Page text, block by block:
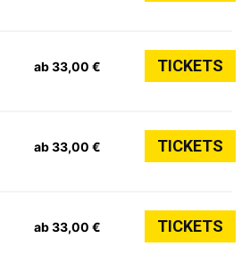
ab 33,00 € TICKETS
ab 33,00 € TICKETS
ab 33,00 € TICKETS